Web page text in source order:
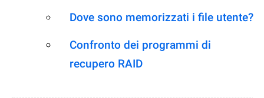
Dove sono memorizzati i file utente?
Confronto dei programmi di
recupero RAID